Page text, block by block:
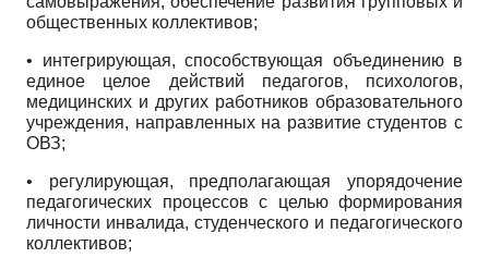
общественных коллективов;
• интегрирующая, способствующая объединению в
единое целое действий педагогов, психологов,
медицинских и других работников образовательного
учреждения, направленных на развитие студентов с
ОВЗ;
• регулирующая, предполагающая упорядочение
педагогических процессов с целью формирования
личности инвалида, студенческого и педагогического
коллективов;